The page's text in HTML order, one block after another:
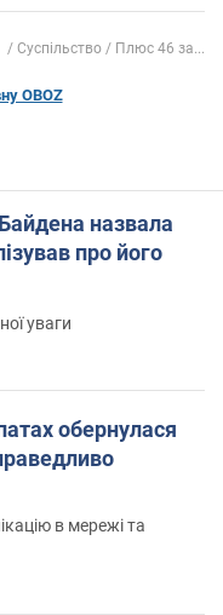
Суспільство Плюс 46 за...
OBOZ
назвала
про його
уваги
обернулася
в мережі та